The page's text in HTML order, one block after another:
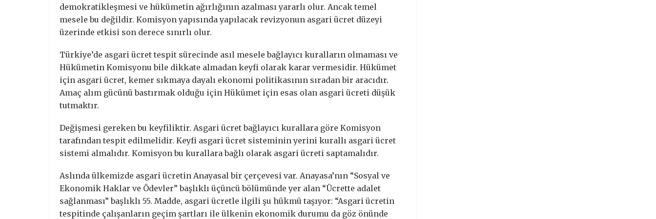
demokratikleşmesi ve hükümetin ağırlığının azalması yararlı olur. Ancak temel
mesele bu değildir. Komisyon yapısında yapılacak revizyonun asgari ücret düzeyi
üzerinde etkisi son derece sınırlı olur.
Türkiye’de asgari ücret tespit sürecinde asıl mesele bağlayıcı kuralların olmaması ve
Hükümetin Komisyonu bile dikkate almadan keyfi olarak karar vermesidir. Hükümet
için asgari ücret, kemer sıkmaya dayalı ekonomi politikasının sıradan bir aracıdır.
Amaç alım gücünü bastırmak olduğu için Hükümet için esas olan asgari ücreti düşük
tutmaktır.
Değişmesi gereken bu keyfiliktir. Asgari ücret bağlayıcı kurallara göre Komisyon
tarafından tespit edilmelidir. Keyfi asgari ücret sisteminin yerini kurallı asgari ücret
sistemi almalıdır. Komisyon bu kurallara bağlı olarak asgari ücreti saptamalıdır.
Aslında ülkemizde asgari ücretin Anayasal bir çerçevesi var. Anayasa’nın “Sosyal ve
Ekonomik Haklar ve Ödevler” başlıklı üçüncü bölümünde yer alan “Ücrette adalet
sağlanması” başlıklı 55. Madde, asgari ücretle ilgili şu hükmü taşıyor: “Asgari ücretin
tespitinde çalışanların geçim şartları ile ülkenin ekonomik durumu da göz önünde